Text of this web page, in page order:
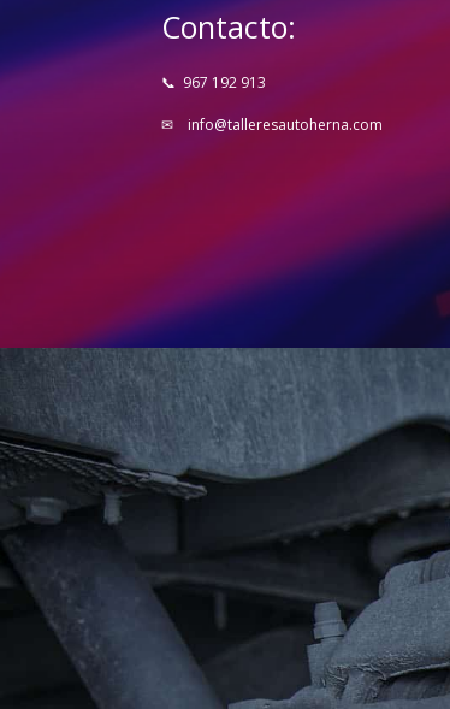
Contacto:
📞 967 192 913
✉ info@talleresautoherna.com